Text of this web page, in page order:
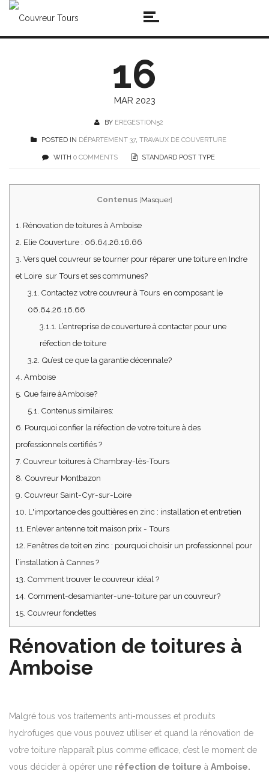
16
MAR 2023
BY EREGESTION52
POSTED IN DÉPARTEMENT 37, TRAVAUX DE COUVERTURE
WITH 0 COMMENTS STANDARD POST TYPE
Contenus [Masquer]
1. Rénovation de toitures à Amboise
2. Elie Couverture : 06.64.26.16.66
3. Vers quel couvreur se tourner pour réparer une toiture en Indre
et Loire sur Tours et ses communes?
3.1. Contactez votre couvreur à Tours en composant le
06.64.26.16.66
3.1.1. L’entreprise de couverture à contacter pour une
réfection de toiture
3.2. Qu’est ce que la garantie décennale?
4. Amboise
5. Que faire àAmboise?
5.1. Contenus similaires:
6. Pourquoi confier la réfection de votre toiture à des
professionnels certifiés ?
7. Couvreur toitures à Chambray-lès-Tours
8. Couvreur Montbazon
9. Couvreur Saint-Cyr-sur-Loire
10. L'importance des gouttières en zinc : installation et entretien
11. Enlever antenne toit maison prix - Tours
12. Fenêtres de toit en zinc : pourquoi choisir un professionnel pour
l’installation à Cannes ?
13. Comment trouver le couvreur idéal ?
14. Comment-desamianter-une-toiture par un couvreur?
15. Couvreur fondettes
Rénovation de toitures à
Amboise
Malgré tous vos traitements anti-mousses et produits
hydrofuges que vous pouvez utiliser et quand la rénovation de
votre toiture n’apparaît plus comme efficace, c’est le moment de
vous décider à opérer une réfection de toiture à Amboise.